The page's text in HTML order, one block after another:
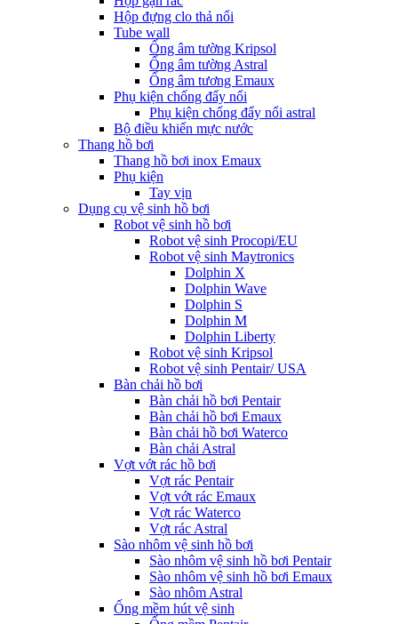
Hộp đựng clo thả nổi
Tube wall
Ống âm tường Kripsol
Ống âm tường Astral
Ống âm tương Emaux
Phụ kiện chống đẩy nổi
Phụ kiện chống đẩy nổi astral
Bộ điều khiển mực nước
Thang hồ bơi
Thang hồ bơi inox Emaux
Phụ kiện
Tay vịn
Dụng cụ vệ sinh hồ bơi
Robot vệ sinh hồ bơi
Robot vệ sinh Procopi/EU
Robot vệ sinh Maytronics
Dolphin X
Dolphin Wave
Dolphin S
Dolphin M
Dolphin Liberty
Robot vệ sinh Kripsol
Robot vệ sinh Pentair/ USA
Bàn chải hồ bơi
Bàn chải hồ bơi Pentair
Bàn chải hồ bơi Emaux
Bàn chải hồ bơi Waterco
Bàn chải Astral
Vợt vớt rác hồ bơi
Vợt rác Pentair
Vợt vớt rác Emaux
Vợt rác Waterco
Vợt rác Astral
Sào nhôm vệ sinh hồ bơi
Sào nhôm vệ sinh hồ bơi Pentair
Sào nhôm vệ sinh hồ bơi Emaux
Sào nhôm Astral
Ống mềm hút vệ sinh